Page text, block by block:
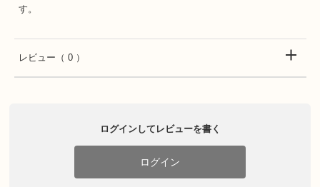
す。
レビュー （ 0 ）
ログインしてレビューを書く
ログイン